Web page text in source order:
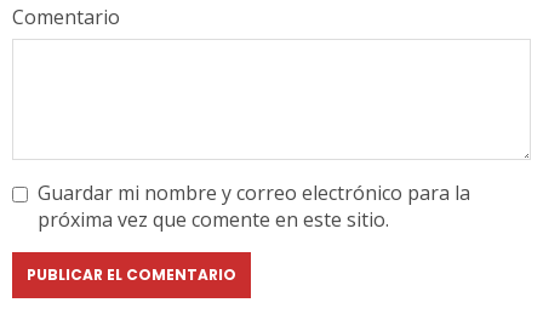
Comentario
Guardar mi nombre y correo electrónico para la
próxima vez que comente en este sitio.